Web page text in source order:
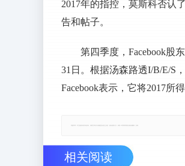
2017年的指控，莫斯科否认
告和帖子。
第四季度，Facebook股
31日。根据汤森路透I/B/E/S
Facebook表示，它将2017所
相关阅读